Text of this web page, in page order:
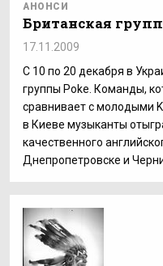
АНОНСИ
Британская
17.11.2009
С 10 по 20 декабря в
группы Poke. Команды,
сравнивает с молодыми
в Киеве музыканты
качественного
Днепропетровске и